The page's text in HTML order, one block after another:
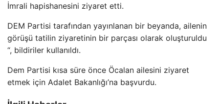
İmrali hapishanesini ziyaret etti.
DEM Partisi tarafından yayınlanan bir beyanda, ailenin
görüşü tatilin ziyaretinin bir parçası olarak oluşturuldu
“, bildiriler kullanıldı.
Dem Partisi kısa süre önce Öcalan ailesini ziyaret
etmek için Adalet Bakanlığı’na başvurdu.